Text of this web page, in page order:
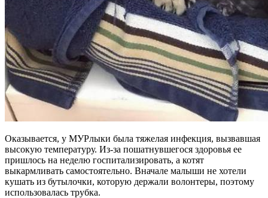
Оказывается, у МУРлыки была тяжелая инфекция, вызвавшая
высокую температуру. Из-за пошатнувшегося здоровья ее
пришлось на неделю госпитализировать, а котят
выкармливать самостоятельно. Вначале малыши не хотели
кушать из бутылочки, которую держали волонтеры, поэтому
использовалась трубка.